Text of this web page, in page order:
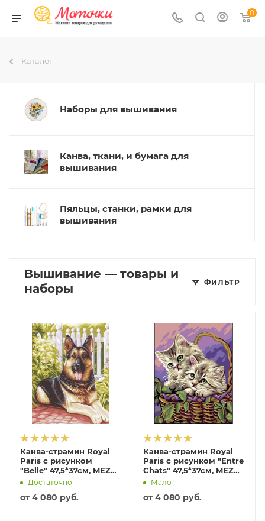
0
Каталог
Наборы для вышивания
Канва, ткани, и бумага для
вышивания
Пяльцы, станки, рамки для
вышивания
ФИЛЬТР
Вышивание — товары и
наборы
Канва-страмин Royal
Paris с рисунком
"Belle" 47,5*37см, MEZ
Венгрия, 9880142-
00446
Достаточно
от4 080 руб.
Канва-страмин Royal
Paris с рисунком "Entre
Chats" 47,5*37см, MEZ
Венгрия, 9880142-
Мало
от4 080 руб.